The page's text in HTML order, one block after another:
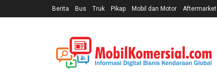
Berita Bus Truk Pikap Mobil dan Motor Aftermarket